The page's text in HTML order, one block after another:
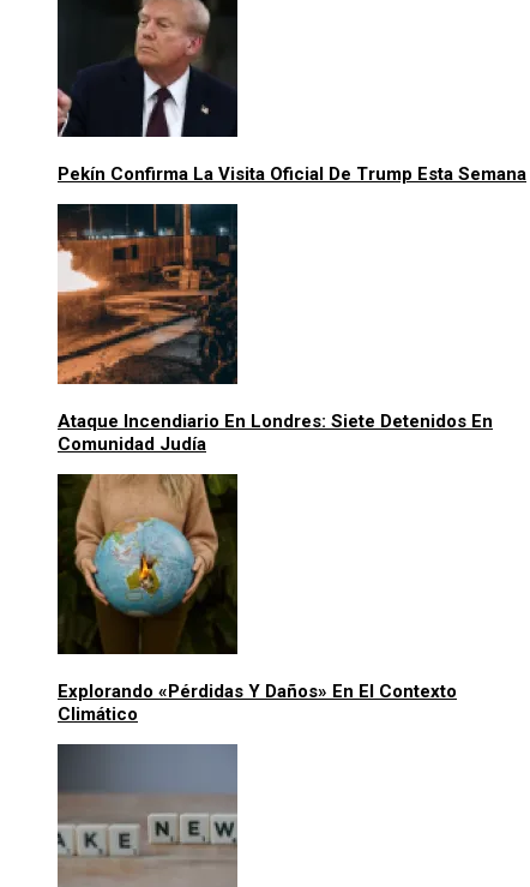
Pekín Confirma La Visita Oficial De Trump Esta Semana
Ataque Incendiario En Londres: Siete Detenidos En
Comunidad Judía
Explorando «pérdidas Y Daños» En El Contexto
Climático